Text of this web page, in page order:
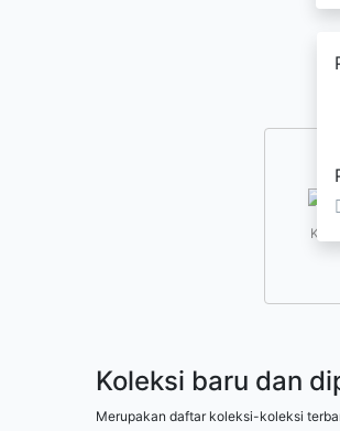
Koleksi baru dan
Merupakan daftar koleksi-koleksi